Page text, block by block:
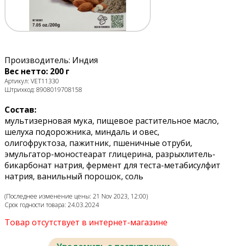
Производитель: Индия
Вес нетто: 200 г
Артикул: VET11330
Штрихкод: 8908019708158
Состав:
мультизерновая мука, пищевое растительное масло,
шелуха подорожника, миндаль и овес,
олигофруктоза, пажитник, пшеничные отруби,
эмульгатор-моностеарат глицерина, разрыхлитель-
бикарбонат натрия, фермент для теста-метабисулфит
натрия, ванильный порошок, соль
(Последнее изменение цены: 21 Nov 2023, 12:00)
Срок годности товара: 24.03.2024
Товар отсутствует в интернет-магазине